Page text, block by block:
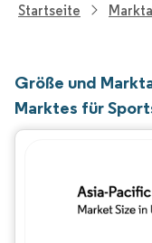
Startseite
Größe und
Marktes für